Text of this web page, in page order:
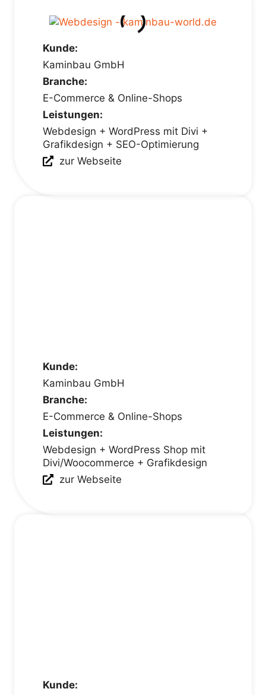
Kunde:
Kaminbau GmbH
Branche:
E-Commerce & Online-Shops
Leistungen:
Webdesign + WordPress mit Divi +
Grafikdesign + SEO-Optimierung
zur Webseite
Kunde:
Kaminbau GmbH
Branche:
E-Commerce & Online-Shops
Leistungen:
Webdesign + WordPress Shop mit
Divi/Woocommerce + Grafikdesign
zur Webseite
Kunde: